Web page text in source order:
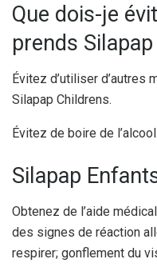
Que dois-je
prends
Évitez d’utiliser d’autres
Silapap Childrens.
Évitez de boire de l’alcool.
Silapap
Obtenez de l’aide
des signes de réaction
respirer; gonflement du